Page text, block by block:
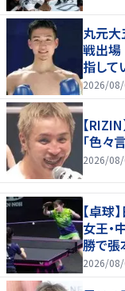
丸元大
戦出場
指して
2026/
【
「色々
2026/
【卓球
女王・
勝で張
2026/